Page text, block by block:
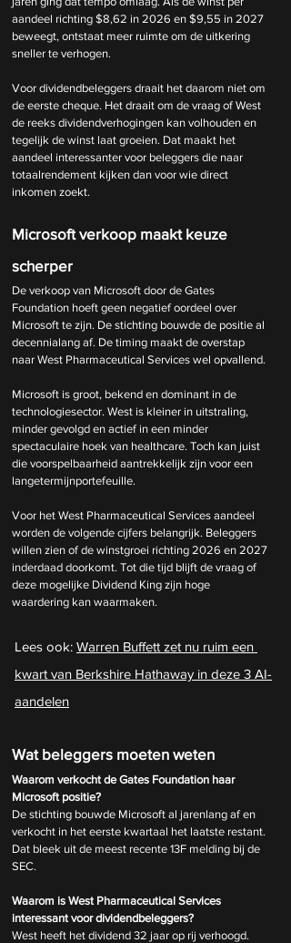
aandeel richting $8,62 in 2026 en $9,55 in 2027
beweegt, ontstaat meer ruimte om de uitkering
sneller te verhogen.
Voor dividendbeleggers draait het daarom niet om
de eerste cheque. Het draait om de vraag of West
de reeks dividendverhogingen kan volhouden en
tegelijk de winst laat groeien. Dat maakt het
aandeel interessanter voor beleggers die naar
totaalrendement kijken dan voor wie direct
inkomen zoekt.
Microsoft verkoop maakt keuze
scherper
De verkoop van Microsoft door de Gates
Foundation hoeft geen negatief oordeel over
Microsoft te zijn. De stichting bouwde de positie al
decennialang af. De timing maakt de overstap
naar West Pharmaceutical Services wel opvallend.
Microsoft is groot, bekend en dominant in de
technologiesector. West is kleiner in uitstraling,
minder gevolgd en actief in een minder
spectaculaire hoek van healthcare. Toch kan juist
die voorspelbaarheid aantrekkelijk zijn voor een
langetermijnportefeuille.
Voor het West Pharmaceutical Services aandeel
worden de volgende cijfers belangrijk. Beleggers
willen zien of de winstgroei richting 2026 en 2027
inderdaad doorkomt. Tot die tijd blijft de vraag of
deze mogelijke Dividend King zijn hoge
waardering kan waarmaken.
Lees ook: Warren Buffett zet nu ruim een
kwart van Berkshire Hathaway in deze 3 AI-
aandelen
Wat beleggers moeten weten
Waarom verkocht de Gates Foundation haar
Microsoft positie?
De stichting bouwde Microsoft al jarenlang af en
verkocht in het eerste kwartaal het laatste restant.
Dat bleek uit de meest recente 13F melding bij de
SEC.
Waarom is West Pharmaceutical Services
interessant voor dividendbeleggers?
West heeft het dividend 32 jaar op rij verhoogd.